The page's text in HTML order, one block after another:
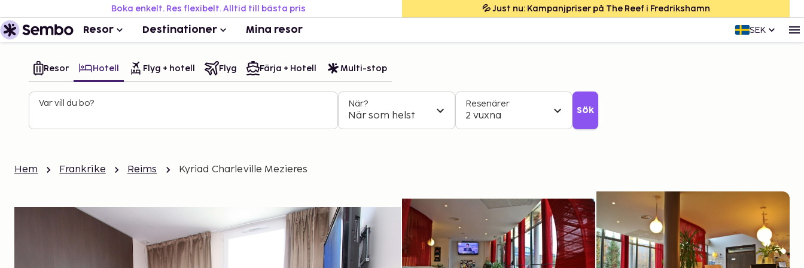
Boka enkelt. Res flexibelt. Alltid till bästa pris 💦 Just nu: Kampanjpriser på The Reef i Fredrikshamn
Resor Destinationer Mina resor SEK
Resor Hotell Flyg + hotell Flyg Färja + Hotell Multi-stop
Var vill du bo? När?
När som helst
Resenärer
2 vuxna Sök
Hem Frankrike Reims Kyriad Charleville Mezieres